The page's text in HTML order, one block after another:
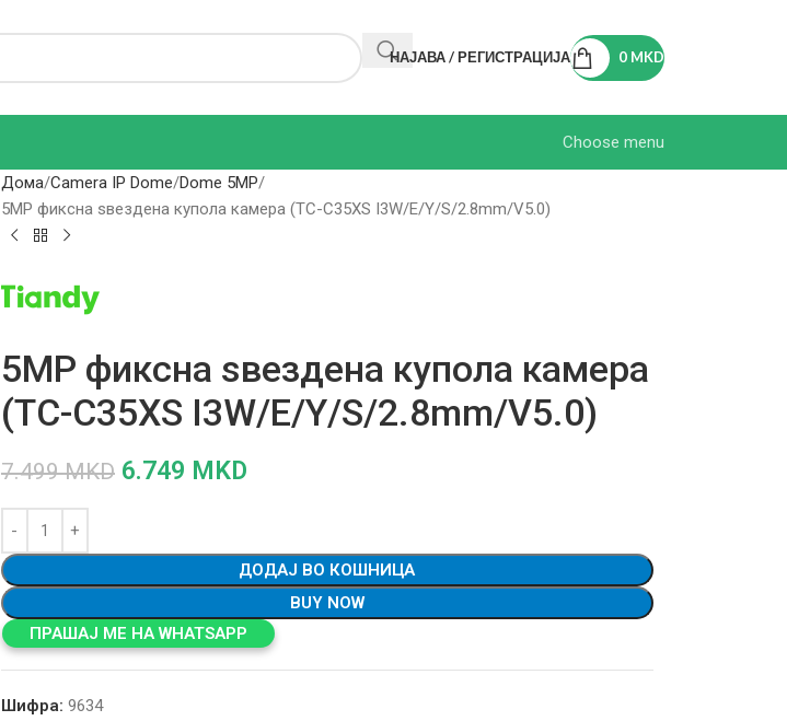
НАЈАВА / РЕГИСТРАЦИЈА 0 MKD
Choose menu
Дома Camera IP Dome Dome 5MP
5MP фиксна ѕвездена купола камера (TC-C35XS I3W/E/Y/S/2.8mm/V5.0)
5MP фиксна ѕвездена купола камера
(TC-C35XS I3W/E/Y/S/2.8mm/V5.0)
7.499MKD 6.749 MKD
ДОДАЈ ВО КОШНИЦА
BUY NOW
ПРАШАЈ МЕ НА WHATSAPP
Шифра: 9634